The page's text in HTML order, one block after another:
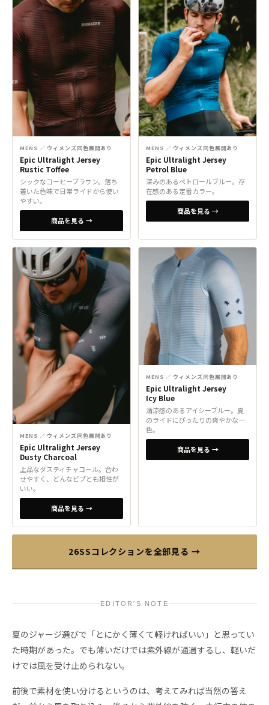
MENS ／ ウィメンズ同色展開あり
Epic Ultralight Jersey
Rustic Toffee
シックなコーヒーブラウン。落ち
着いた色味で日常ライドから使い
やすい。
商品を見る →
MENS ／ ウィメンズ同色展開あり
Epic Ultralight Jersey
Petrol Blue
深みのあるペトロールブルー。存
在感のある定番カラー。
商品を見る →
MENS ／ ウィメンズ同色展開あり
Epic Ultralight Jersey
Dusty Charcoal
上品なダスティチャコール。合わ
せやすく、どんなビブとも相性が
いい。
商品を見る →
MENS ／ ウィメンズ同色展開あり
Epic Ultralight Jersey
Icy Blue
清涼感のあるアイシーブルー。夏
のライドにぴったりの爽やかな一
色。
商品を見る →
26SSコレクションを全部見る →
EDITOR'S NOTE
夏のジャージ選びで「とにかく薄くて軽ければいい」と思ってい
た時期があった。でも薄いだけでは紫外線が通過するし、軽いだ
けでは風を受け止められない。
前後で素材を使い分けるというのは、考えてみれば当然の答え